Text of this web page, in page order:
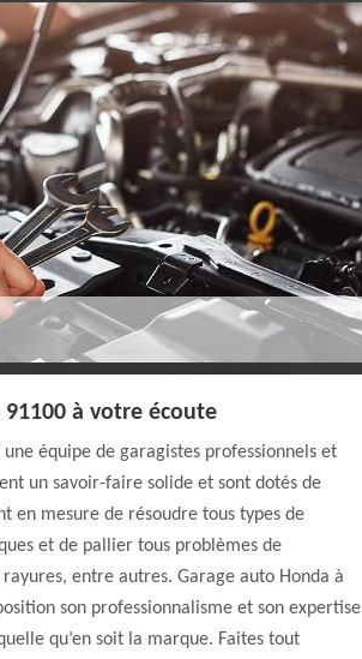
à votre écoute
équipe de garagistes professionnels et
un savoir-faire solide et sont dotés de
en mesure de résoudre tous types de
et de pallier tous problèmes de
entre autres. Garage auto Honda à
son professionnalisme et son expertise
qu’en soit la marque. Faites tout